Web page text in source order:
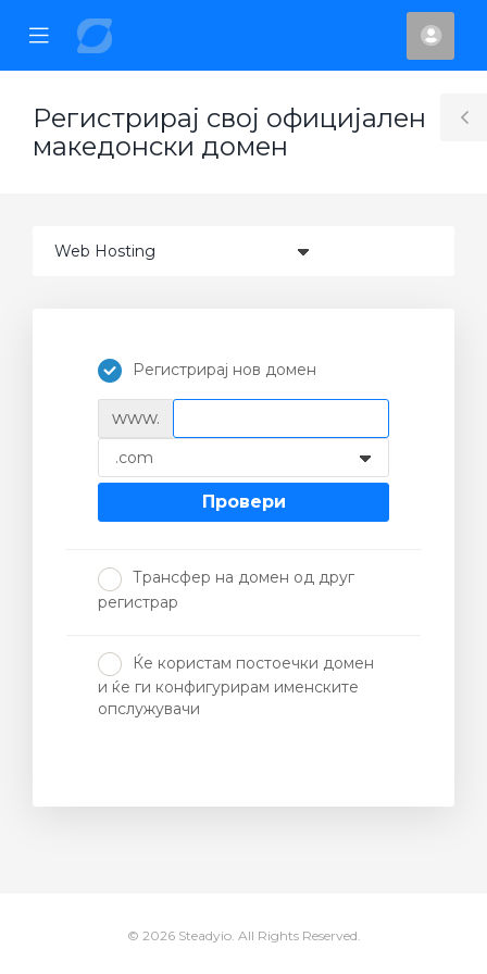
Mobile
Menu
Регистрирај свој официјален
македонски домен
Регистрирај нов домен
www.
Провери
Трансфер на домен од друг
регистрар
Ќе користам постоечки домен
и ќе ги конфигурирам именските
опслужувачи
© 2026 Steadyio. All Rights Reserved.